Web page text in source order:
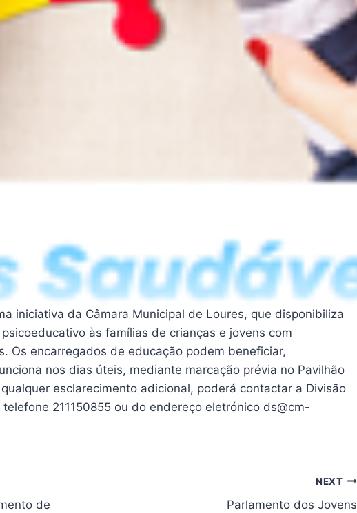
iniciativa da Câmara Municipal de Loures, que disponibiliza
às famílias de crianças e jovens com
Os encarregados de educação podem beneficiar,
nos dias úteis, mediante marcação prévia no Pavilhão
esclarecimento adicional, poderá contactar a Divisão
211150855 ou do endereço eletrónico ds@cm-
de
NEXT
Parlamento dos Jovens